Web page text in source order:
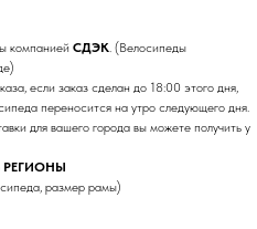
компанией СДЭК. (Велосипеды
если заказ сделан до 18:00 этого дня,
переносится на утро следующего дня.
для вашего города вы можете получить у
РЕГИОНЫ
размер рамы)